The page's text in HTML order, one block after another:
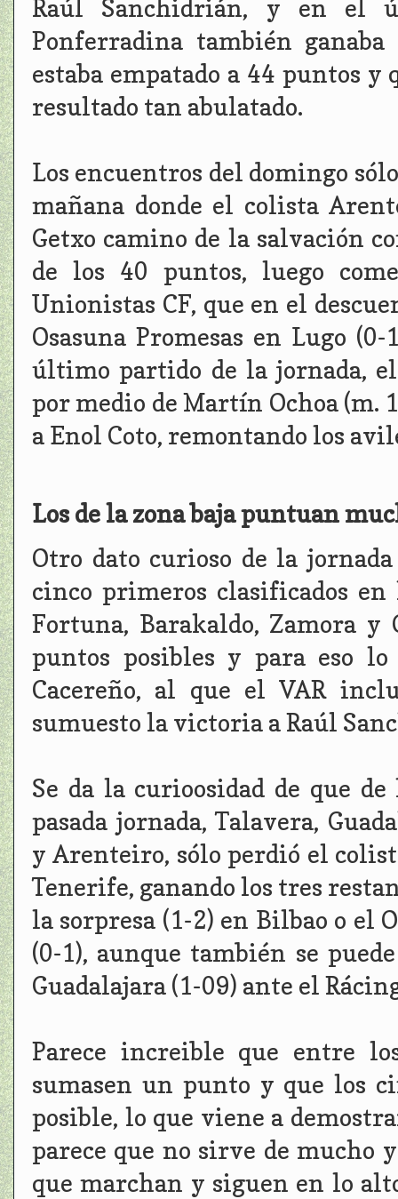
Raúl Sanchidrián, y en el
Ponferradina también
estaba empatado a 44 puntos y
resultado tan abulatado.
Los encuentros del domingo
mañana donde el colista
Getxo camino de la salvación
de los 40 puntos, luego
Unionistas CF, que en el
Osasuna Promesas en Lugo
último partido de la jornada,
por medio de Martín Ochoa (m.
a Enol Coto, remontando los
Los de la zona baja puntuan
Otro dato curioso de la
cinco primeros clasificados
Fortuna, Barakaldo, Zamora y
puntos posibles y para eso
Cacereño, al que el VAR
sumuesto la victoria a Raúl
Se da la curioosidad de que
pasada jornada, Talavera,
y Arenteiro, sólo perdió el
Tenerife, ganando los tres
la sorpresa (1-2) en Bilbao o el
(0-1), aunque también se
Guadalajara (1-09) ante el
Parece increible que entre
sumasen un punto y que los
posible, lo que viene a
parece que no sirve de mucho
que marchan y siguen en lo